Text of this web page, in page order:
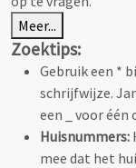
Meer...
Zoektips:
Gebruik een *
schrijfwijze.
een _ voor één
Huisnummers:
mee dat het